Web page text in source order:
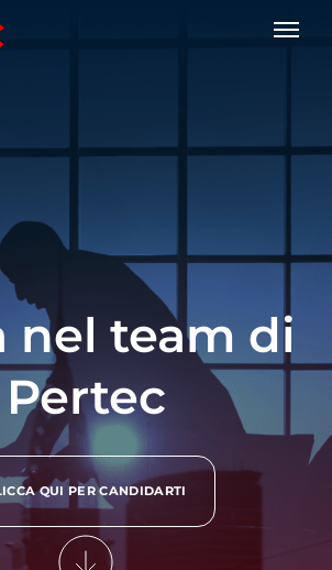
nel team di
Pertec
QUI PER CANDIDARTI